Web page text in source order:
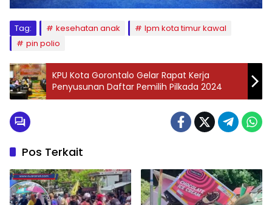
Tag: kesehatan anak
lpm kota timur kawal
pin polio
KPU Kota Gorontalo Gelar Rapat Kerja
Penyusunan Daftar Pemilih Pilkada 2024
Pos Terkait